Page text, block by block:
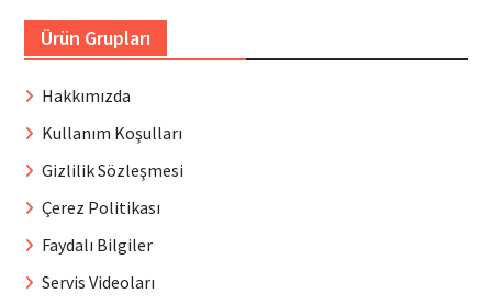
Ürün Grupları
Hakkımızda
Kullanım Koşulları
Gizlilik Sözleşmesi
Çerez Politikası
Faydalı Bilgiler
Servis Videoları